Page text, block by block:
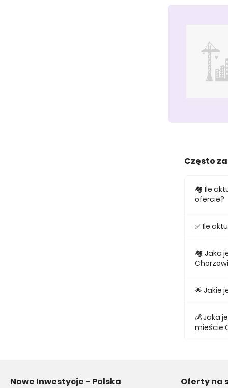
Często
🏘️ Ile
ofercie?
✅ Ile
🏘 Jaka
🌟 Jakie
💰 Jaka
mieście
Nowe Inwestycje - Polska Oferty na